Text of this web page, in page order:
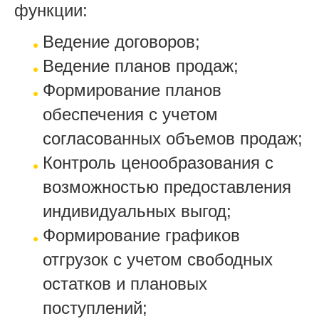
функции:
Ведение договоров;
Ведение планов продаж;
Формирование планов
обеспечения с учетом
согласованных объемов продаж;
Контроль ценообразования с
возможностью предоставления
индивидуальных выгод;
Формирование графиков
отгрузок с учетом свободных
остатков и плановых
поступлений;